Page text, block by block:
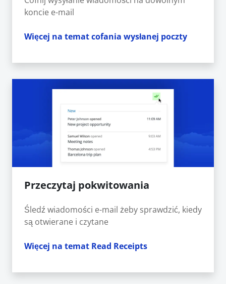
koncie e-mail
Więcej na temat cofania wysłanej poczty
Przeczytaj pokwitowania
Śledź wiadomości e-mail żeby sprawdzić, kiedy
są otwierane i czytane
Więcej na temat Read Receipts